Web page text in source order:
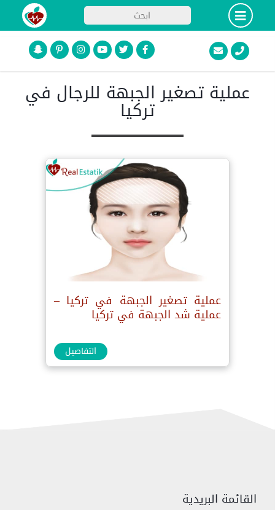
عملية تصغير الجبهة للرجال في
تركيا
عملية تصغير الجبهة في تركيا –
عملية شد الجبهة في تركيا
التفاصيل
القائمة البريدية